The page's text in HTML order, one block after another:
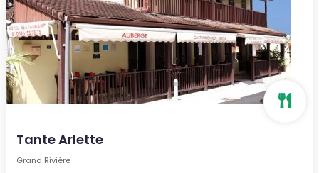
Tante Arlette
Grand Rivière